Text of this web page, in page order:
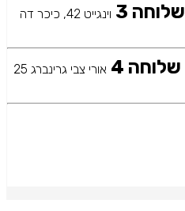
וינגייט 42, כיכר דה
אורי צבי גרינברג 25